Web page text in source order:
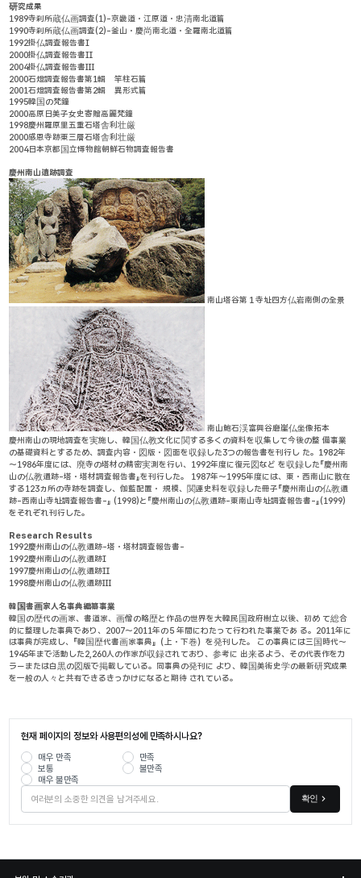
研究成果
1989寺刹所蔵仏画調査(1)-京畿道・江原道・忠清南北道篇
1990寺刹所蔵仏画調査(2)-釜山・慶尚南北道・全羅南北道篇
1992掛仏調査報告書Ⅰ
2000掛仏調査報告書Ⅱ
2004掛仏調査報告書Ⅲ
2000石燈調査報告書第1輯 竿柱石篇
2001石燈調査報告書第2輯 異形式篇
1995韓国の梵鐘
2000高原日美子女史寄贈高麗梵鐘
1998慶州羅原里五重石塔舎利壮厳
2000感恩寺跡東三層石塔舎利壮厳
2004日本京都国立博物館朝鮮石物調査報告書
慶州南山遺跡調査
南山塔谷第１寺址四方仏岩南側の全景
南山鮑石渓富興谷磨崖仏坐像拓本
慶州南山の現地調査を実施し、韓国仏教文化に関する多くの資料を収集して今後の整 備事業
の基礎資料とするため、調査内容・図版・図面を収録した3つの報告書を刊行し た。1982年
～1986年度には、廃寺の塔材の精密実測を行い、1992年度に復元図など を収録した『慶州南
山の仏教遺跡-塔・塔材調査報告書』を刊行した。 1987年～1995年度には、東・西南山に散在
する123ヵ所の寺跡を調査し、伽藍配置・ 規模、関連史料を収録した冊子『慶州南山の仏教遺
跡-西南山寺址調査報告書-』 (1998)と『慶州南山の仏教遺跡-東南山寺址調査報告書-』(1999)
をそれぞれ刊行した。
Research Results
1992慶州南山の仏教遺跡-塔・塔材調査報告書-
1992慶州南山の仏教遺跡Ⅰ
1997慶州南山の仏教遺跡Ⅱ
1998慶州南山の仏教遺跡Ⅲ
韓国書画家人名事典編纂事業
韓国の歴代の画家、書道家、画僧の略歴と作品の世界を大韓民国政府樹立以後、初め て総合
的に整理した事典であり、2007～2011年の５年間にわたって行われた事業であ る。2011年に
は事典が完成し、『韓国歴代書画家事典』（上・下巻）を発刊した。 この事典には三国時代～
1945年まで活動した2,260人の作家が収録されており、参考に 出来るよう、その代表作をカ
ラーまたは白黒の図版で掲載している。同事典の発刊に より、韓国美術史学の最新研究成果
を一般の人々と共有できるきっかけになると期待 されている。
현재 페이지의 정보와 사용편의성에 만족하시나요?
매우 만족
만족
보통
불만족
매우 불만족
확인